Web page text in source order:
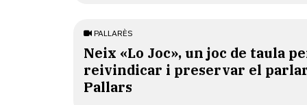
PALLARÈS
​Neix «Lo Joc», un joc de taula
reivindicar i preservar el
Pallars